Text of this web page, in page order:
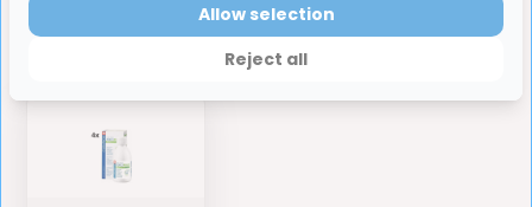
Laatst bekeken producten
Reject all
Allow selection